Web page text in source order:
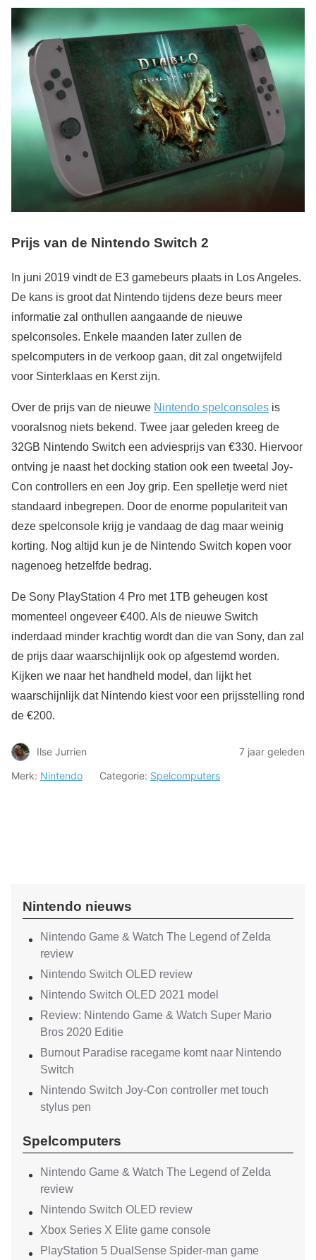
Prijs van de Nintendo Switch 2
In juni 2019 vindt de E3 gamebeurs plaats in Los Angeles.
De kans is groot dat Nintendo tijdens deze beurs meer
informatie zal onthullen aangaande de nieuwe
spelconsoles. Enkele maanden later zullen de
spelcomputers in de verkoop gaan, dit zal ongetwijfeld
voor Sinterklaas en Kerst zijn.
Over de prijs van de nieuwe Nintendo spelconsoles is
vooralsnog niets bekend. Twee jaar geleden kreeg de
32GB Nintendo Switch een adviesprijs van €330. Hiervoor
ontving je naast het docking station ook een tweetal Joy-
Con controllers en een Joy grip. Een spelletje werd niet
standaard inbegrepen. Door de enorme populariteit van
deze spelconsole krijg je vandaag de dag maar weinig
korting. Nog altijd kun je de Nintendo Switch kopen voor
nagenoeg hetzelfde bedrag.
De Sony PlayStation 4 Pro met 1TB geheugen kost
momenteel ongeveer €400. Als de nieuwe Switch
inderdaad minder krachtig wordt dan die van Sony, dan zal
de prijs daar waarschijnlijk ook op afgestemd worden.
Kijken we naar het handheld model, dan lijkt het
waarschijnlijk dat Nintendo kiest voor een prijsstelling rond
de €200.
Ilse Jurrien
7 jaar geleden
Merk: Nintendo Categorie: Spelcomputers
Nintendo nieuws
Nintendo Game & Watch The Legend of Zelda
review
Nintendo Switch OLED review
Nintendo Switch OLED 2021 model
Review: Nintendo Game & Watch Super Mario
Bros 2020 Editie
Burnout Paradise racegame komt naar Nintendo
Switch
Nintendo Switch Joy-Con controller met touch
stylus pen
Spelcomputers
Nintendo Game & Watch The Legend of Zelda
review
Nintendo Switch OLED review
Xbox Series X Elite game console
PlayStation 5 DualSense Spider-man game